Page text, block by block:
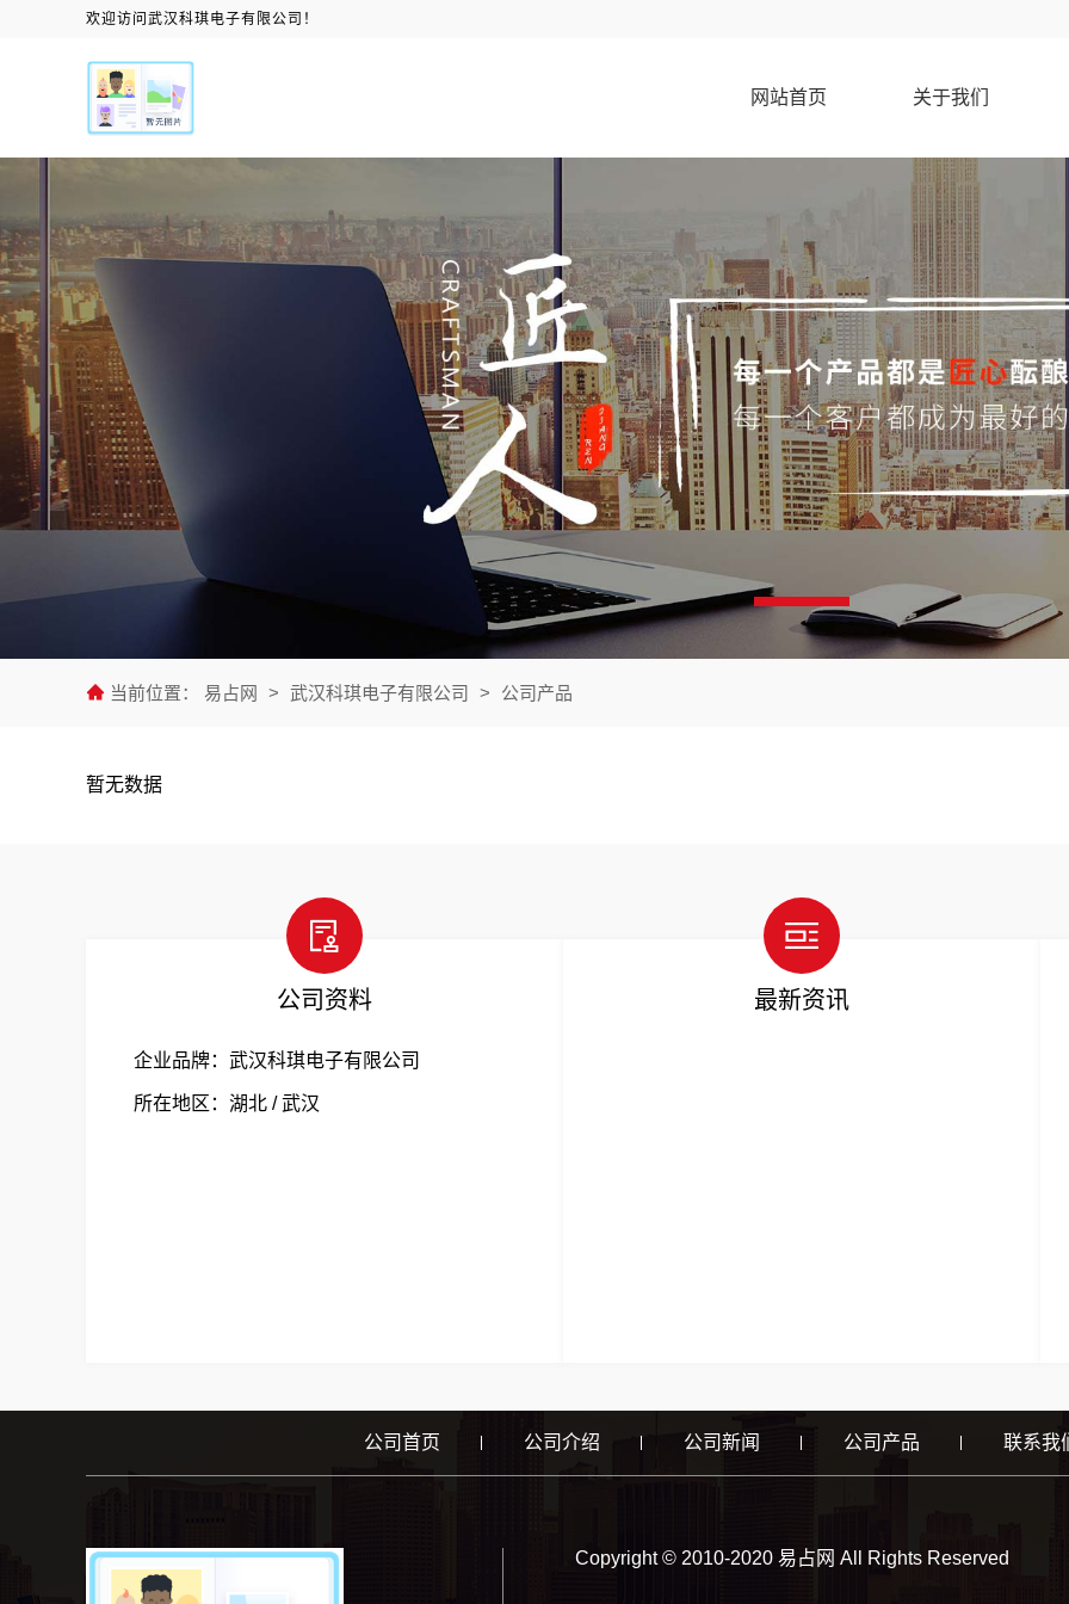
欢迎访问武汉科琪电子有限公司！
网站首页 关于我们
当前位置： 易占网 > 武汉科琪电子有限公司 > 公司产品
暂无数据
公司资料
企业品牌：武汉科琪电子有限公司
所在地区：湖北 / 武汉
最新资讯
公司首页 公司介绍 公司新闻 公司产品 联系我
Copyright © 2010-2020 易占网 All Rights Reserved